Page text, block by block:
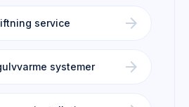
service arrow_forward
systemer arrow_forward